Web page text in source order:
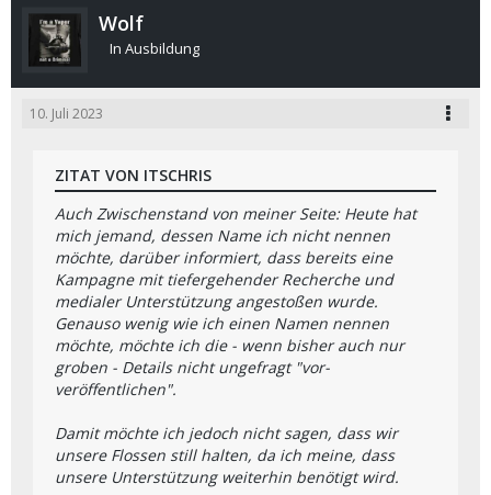
Wolf
In Ausbildung
10. Juli 2023
ZITAT VON ITSCHRIS
Auch Zwischenstand von meiner Seite: Heute hat
mich jemand, dessen Name ich nicht nennen
möchte, darüber informiert, dass bereits eine
Kampagne mit tiefergehender Recherche und
medialer Unterstützung angestoßen wurde.
Genauso wenig wie ich einen Namen nennen
möchte, möchte ich die - wenn bisher auch nur
groben - Details nicht ungefragt "vor-
veröffentlichen".
Damit möchte ich jedoch nicht sagen, dass wir
unsere Flossen still halten, da ich meine, dass
unsere Unterstützung weiterhin benötigt wird.